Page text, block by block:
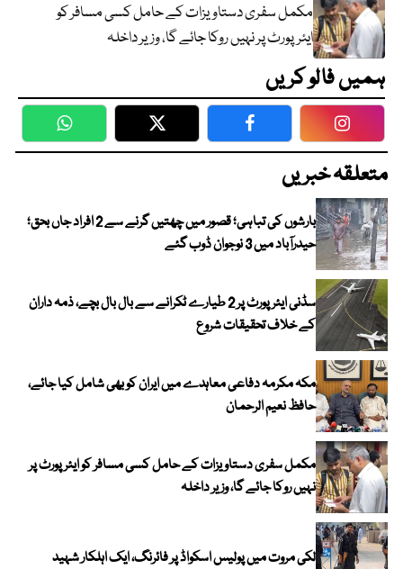
مکمل سفری دستاویزات کے حامل کسی مسافر کو
ایئرپورٹ پر نہیں روکا جائے گا، وزیر داخلہ
ہمیں فالو کریں
WhatsApp Twitter Facebook
متعلقہ خبریں
بارشوں کی تباہی؛ قصور میں چھتیں گرنے سے 2 افراد جاں بحق؛
حیدرآباد میں 3 نوجوان ڈوب گئے
سڈنی ایئرپورٹ پر 2 طیارے ٹکرانے سے بال بال بچے، ذمہ داران
کے خلاف تحقیقات شروع
مکہ مکرمہ دفاعی معاہدے میں ایران کو بھی شامل کیا جائے،
حافظ نعیم الرحمان
مکمل سفری دستاویزات کے حامل کسی مسافر کو ایئرپورٹ پر
نہیں روکا جائے گا، وزیر داخلہ
لکی مروت میں پولیس اسکواڈ پر فائرنگ، ایک اہلکار شہید